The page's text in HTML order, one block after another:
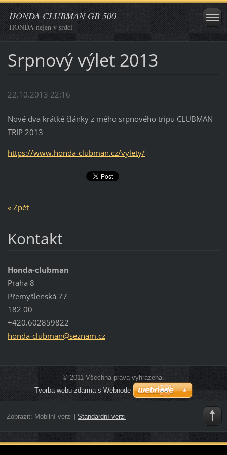
HONDA CLUBMAN GB 500
HONDA nejen v srdci
Srpnový výlet 2013
22.10.2013 22:16
Nové dva krátké články z mého srpnového tripu CLUBMAN
TRIP 2013
https://www.honda-clubman.cz/vylety/
« Zpět
Kontakt
Honda-clubman
Praha 8
Přemyšlenská 77
182 00
+420.602859822
honda-clubman@seznam.cz
© 2011 Všechna práva vyhrazena.
Tvorba webu zdarma s Webnode
Zobrazit: Mobilní verzi Standardní verzi